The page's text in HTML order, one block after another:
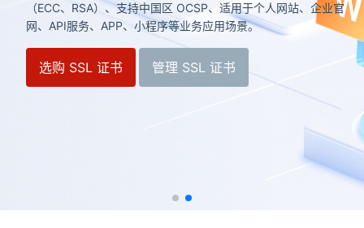
（ECC、RSA）、支持中国区 OCSP、适用于个人网站、企业官
网、API服务、APP、小程序等业务应用场景。
选购 SSL 证书 管理 SSL 证书